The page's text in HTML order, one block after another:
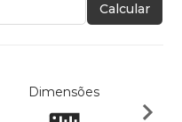
Calcular
Dimensões